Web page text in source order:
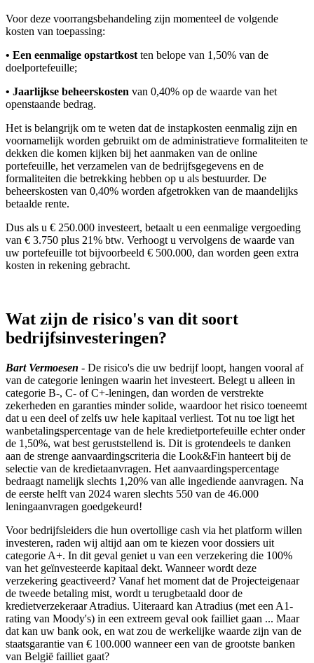
Voor deze voorrangsbehandeling zijn momenteel de volgende
kosten van toepassing:
• Een eenmalige opstartkost ten belope van 1,50% van de
doelportefeuille;
• Jaarlijkse beheerskosten van 0,40% op de waarde van het
openstaande bedrag.
Het is belangrijk om te weten dat de instapkosten eenmalig zijn en
voornamelijk worden gebruikt om de administratieve formaliteiten te
dekken die komen kijken bij het aanmaken van de online
portefeuille, het verzamelen van de bedrijfsgegevens en de
formaliteiten die betrekking hebben op u als bestuurder. De
beheerskosten van 0,40% worden afgetrokken van de maandelijks
betaalde rente.
Dus als u € 250.000 investeert, betaalt u een eenmalige vergoeding
van € 3.750 plus 21% btw. Verhoogt u vervolgens de waarde van
uw portefeuille tot bijvoorbeeld € 500.000, dan worden geen extra
kosten in rekening gebracht.
Wat zijn de risico's van dit soort
bedrijfsinvesteringen?
Bart Vermoesen - De risico's die uw bedrijf loopt, hangen vooral af
van de categorie leningen waarin het investeert. Belegt u alleen in
categorie B-, C- of C+-leningen, dan worden de verstrekte
zekerheden en garanties minder solide, waardoor het risico toeneemt
dat u een deel of zelfs uw hele kapitaal verliest. Tot nu toe ligt het
wanbetalingspercentage van de hele kredietportefeuille echter onder
de 1,50%, wat best geruststellend is. Dit is grotendeels te danken
aan de strenge aanvaardingscriteria die Look&Fin hanteert bij de
selectie van de kredietaanvragen. Het aanvaardingspercentage
bedraagt namelijk slechts 1,20% van alle ingediende aanvragen. Na
de eerste helft van 2024 waren slechts 550 van de 46.000
leningaanvragen goedgekeurd!
Voor bedrijfsleiders die hun overtollige cash via het platform willen
investeren, raden wij altijd aan om te kiezen voor dossiers uit
categorie A+. In dit geval geniet u van een verzekering die 100%
van het geïnvesteerde kapitaal dekt. Wanneer wordt deze
verzekering geactiveerd? Vanaf het moment dat de Projecteigenaar
de tweede betaling mist, wordt u terugbetaald door de
kredietverzekeraar Atradius. Uiteraard kan Atradius (met een A1-
rating van Moody's) in een extreem geval ook failliet gaan ... Maar
dat kan uw bank ook, en wat zou de werkelijke waarde zijn van de
staatsgarantie van € 100.000 wanneer een van de grootste banken
van België failliet gaat?